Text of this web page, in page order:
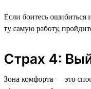
Если боитесь ошибиться
ту самую работу,
Страх 4:
Зона комфорта — это